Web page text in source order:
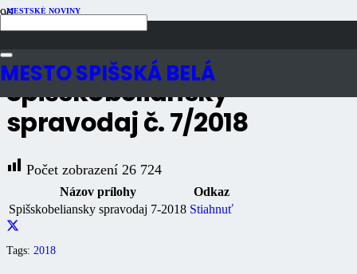
MESTO SPIŠSKÁ BELÁ
MESTSKÉ NOVINY
Spišskobeliansky
spravodaj č. 7/2018
Počet zobrazení 26 724
Názov prílohy
Odkaz
Spišskobeliansky spravodaj 7-2018 Stiahnuť
Tags: 2018